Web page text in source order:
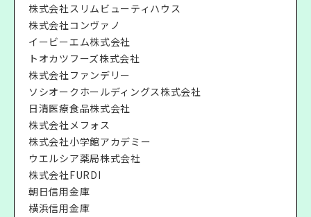
株式会社スリムビューティハウス
株式会社コンヴァノ
イービーエム株式会社
トオカツフーズ株式会社
株式会社ファンデリー
ソシオークホールディングス株式会社
日清医療食品株式会社
株式会社メフォス
株式会社小学館アカデミー
ウエルシア薬局株式会社
株式会社FURDI
朝日信用金庫
横浜信用金庫